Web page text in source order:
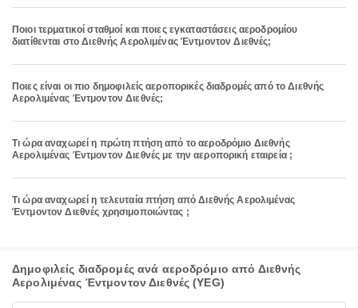
Ποιοι τερματικοί σταθμοί και ποιες εγκαταστάσεις αεροδρομίου
διατίθενται στο Διεθνής Αερολιμένας Έντμοντον Διεθνές;
Ποιες είναι οι πιο δημοφιλείς αεροπορικές διαδρομές από το Διεθνής
Αερολιμένας Έντμοντον Διεθνές;
Τι ώρα αναχωρεί η πρώτη πτήση από το αεροδρόμιο Διεθνής
Αερολιμένας Έντμοντον Διεθνές με την αεροπορική εταιρεία ;
Τι ώρα αναχωρεί η τελευταία πτήση από Διεθνής Αερολιμένας
Έντμοντον Διεθνές χρησιμοποιώντας ;
Δημοφιλείς διαδρομές ανά αεροδρόμιο από Διεθνής
Αερολιμένας Έντμοντον Διεθνές (YEG)